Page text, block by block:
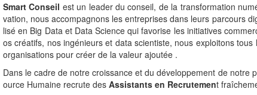
Smart Conseil est un leader du conseil, de la transformation
vation, nous accompagnons les entreprises dans leurs parcours
lisé en Big Data et Data Science qui favorise les initiatives
os créatifs, nos ingénieurs et data scientiste, nous exploitons
organisations pour créer de la valeur ajoutée .
Dans le cadre de notre croissance et du développement de notre
ource Humaine recrute desAssistants en Recrutement